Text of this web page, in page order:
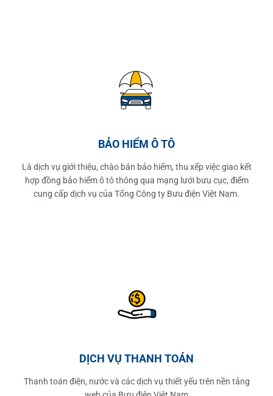
BẢO HIỂM Ô TÔ
Là dịch vụ giới thiệu, chào bán bảo hiểm, thu xếp việc giao kết
hợp đồng bảo hiểm ô tô thông qua mạng lưới bưu cục, điểm
cung cấp dịch vụ của Tổng Công ty Bưu điện Việt Nam.
DỊCH VỤ THANH TOÁN
Thanh toán điện, nước và các dịch vụ thiết yếu trên nền tảng